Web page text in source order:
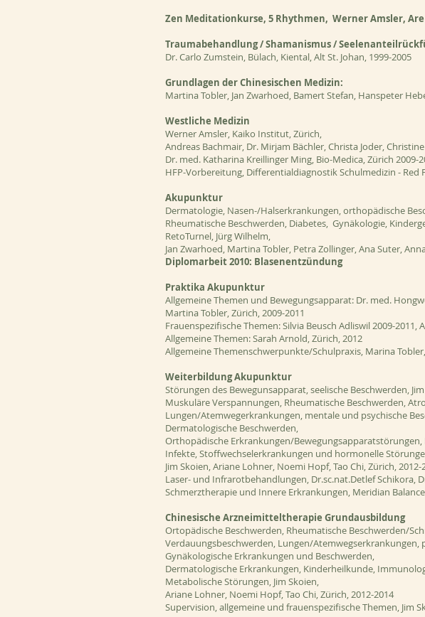
Zen Meditationkurse, 5 Rhythmen, WernerAmsler,
Traumabehandlung / Shamanismus /
Dr. Carlo Zumstein, Bülach, Kiental, Alt St. Johan, 1999-2005
Grundlagen der Chinesischen Medizin:
Martina Tobler, Jan Zwarhoed, Bamert Stefan, Hanspeter
Westliche Medizin
Werner Amsler, Kaiko Institut, Zürich,
Andreas Bachmair, Dr. Mirjam Bächler, Christa Joder,
Dr. med. Katharina Kreillinger Ming, Bio-Medica, Zürich 2009-
HFP-Vorbereitung, Differentialdiagnostik Schulmedizin - Red
Akupunktur
Dermatologie, Nasen-/Halserkrankungen, orthopädische
Rheumatische Beschwerden, Diabetes, Gynäkologie,
RetoTurnel, Jürg Wilhelm,
Jan Zwarhoed, Martina Tobler, Petra Zollinger, Ana Suter,
Diplomarbeit 2010: Blasenentzündung
Praktika Akupunktur
Allgemeine Themen und Bewegungsapparat: Dr. med.
Martina Tobler, Zürich, 2009-2011
Frauenspezifische Themen: Silvia Beusch Adliswil 2009-
Allgemeine Themen: Sarah Arnold, Zürich, 2012
Allgemeine Themenschwerpunkte/Schulpraxis, Marina
Weiterbildung Akupunktur
Störungen des Bewegunsapparat, seelische Beschwerden, Jim
Muskuläre Verspannungen, Rheumatische Beschwerden,
Lungen/Atemwegerkrankungen, mentale und psychische
Dermatologische Beschwerden,
Orthopädische Erkrankungen/
Infekte, Stoffwechselerkrankungen und hormonelle
Jim Skoien, Ariane Lohner, Noemi Hopf, Tao Chi, Zürich, 2012-
Laser- und Infrarotbehandlungen, Dr.sc.nat.Detlef Schikora,
Schmerztherapie und Innere Erkrankungen, Meridian
Chinesische Arzneimitteltherapie Grundausbildung
Ortopädische Beschwerden, Rheumatische Beschwerden/
Verdauungsbeschwerden, Lungen/
Gynäkologische Erkrankungen und Beschwerden,
Dermatologische Erkrankungen, Kinderheilkunde,
Metabolische Störungen, Jim Skoien,
Ariane Lohner, Noemi Hopf, Tao Chi, Zürich, 2012-2014
Supervision, allgemeine und frauenspezifische Themen, Jim